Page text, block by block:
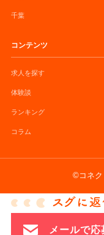
千葉
コンテンツ
求人を探す
体験談
ランキング
コラム
©コネク
メールで応